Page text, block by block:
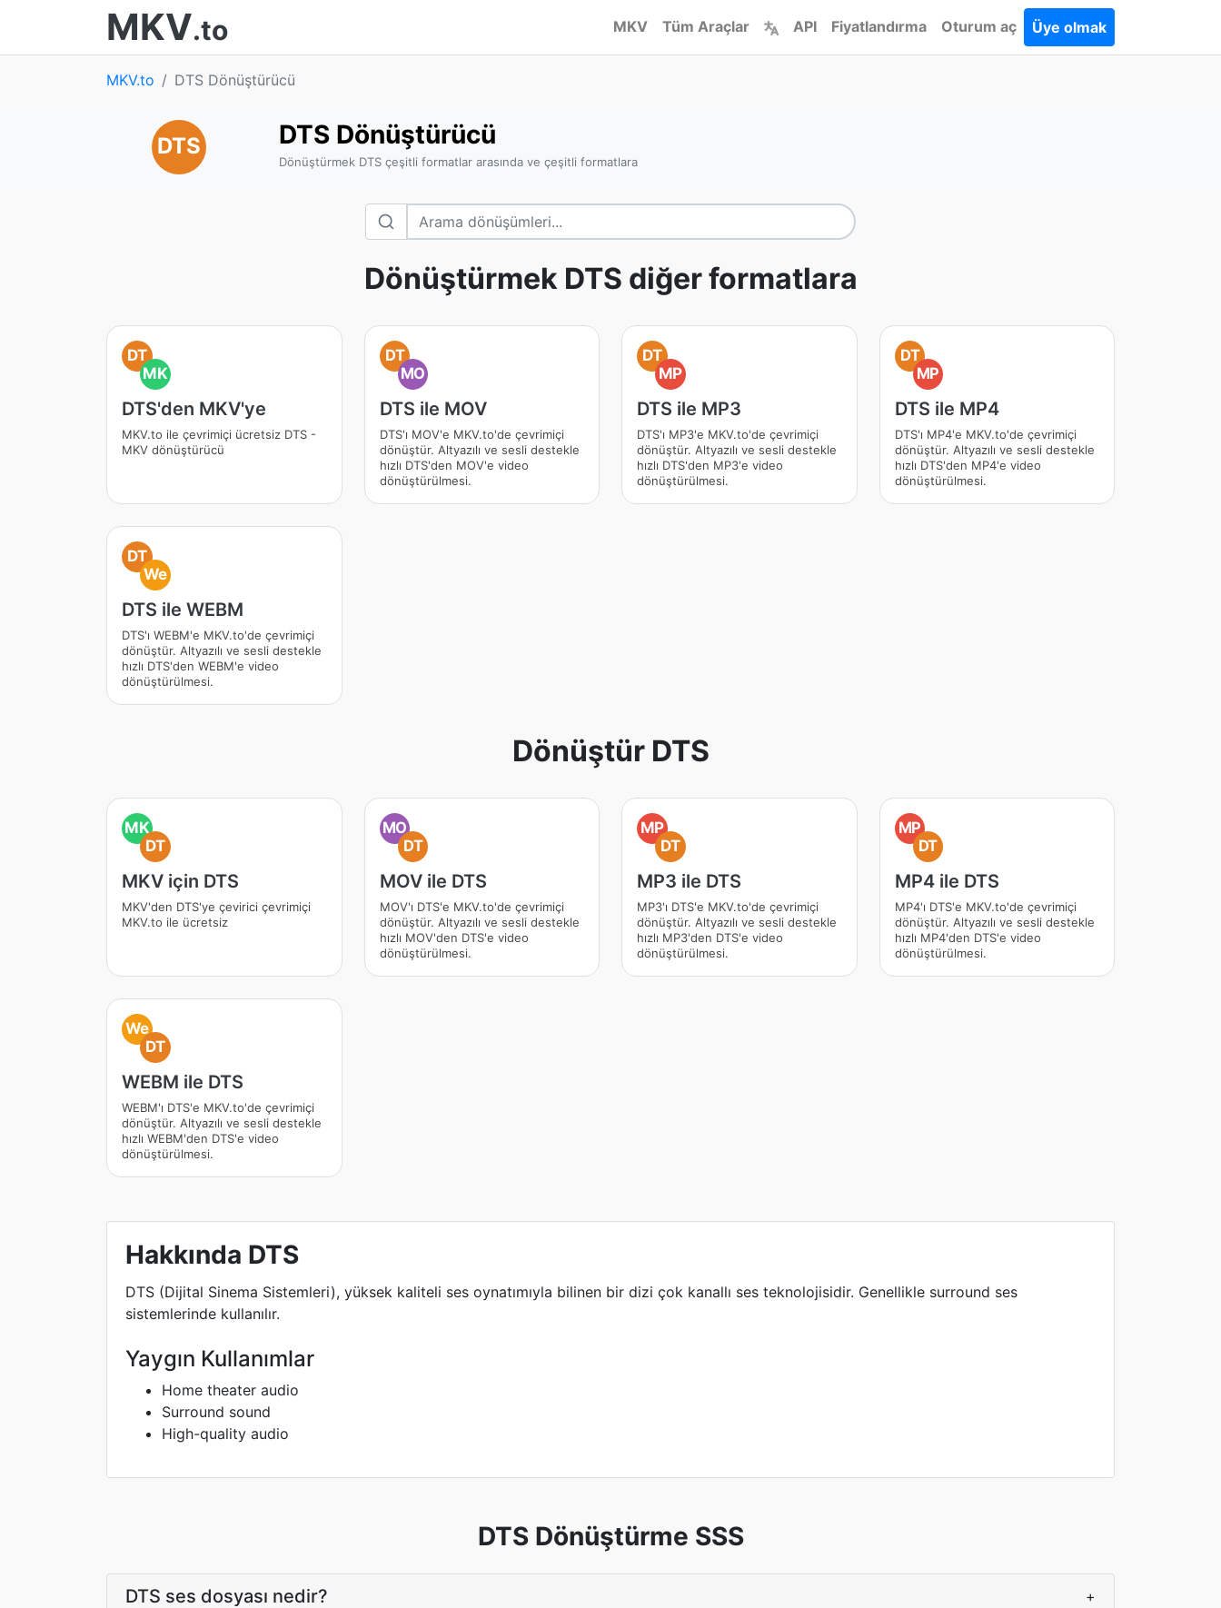
MKV.to MKV Tüm Araçlar API Fiyatlandırma Oturum aç Üye olmak
MKV.to DTS Dönüştürücü
DTS DTS Dönüştürücü
Dönüştürmek DTS çeşitli formatlar arasında ve çeşitli formatlara
Dönüştürmek DTS diğer formatlara
DT
MK
DTS'den MKV'ye
MKV.to ile çevrimiçi ücretsiz DTS -
MKV dönüştürücü
DT
MO
DTS ile MOV
DTS'ı MOV'e MKV.to'de çevrimiçi
dönüştür. Altyazılı ve sesli destekle
hızlı DTS'den MOV'e video
dönüştürülmesi.
DT
MP
DTS ile MP3
DTS'ı MP3'e MKV.to'de çevrimiçi
dönüştür. Altyazılı ve sesli destekle
hızlı DTS'den MP3'e video
dönüştürülmesi.
DT
MP
DTS ile MP4
DTS'ı MP4'e MKV.to'de çevrimiçi
dönüştür. Altyazılı ve sesli destekle
hızlı DTS'den MP4'e video
dönüştürülmesi.
DT
We
DTS ile WEBM
DTS'ı WEBM'e MKV.to'de çevrimiçi
dönüştür. Altyazılı ve sesli destekle
hızlı DTS'den WEBM'e video
dönüştürülmesi.
Dönüştür DTS
MK
DT
MKV için DTS
MKV'den DTS'ye çevirici çevrimiçi
MKV.to ile ücretsiz
MO
DT
MOV ile DTS
MOV'ı DTS'e MKV.to'de çevrimiçi
dönüştür. Altyazılı ve sesli destekle
hızlı MOV'den DTS'e video
dönüştürülmesi.
MP
DT
MP3 ile DTS
MP3'ı DTS'e MKV.to'de çevrimiçi
dönüştür. Altyazılı ve sesli destekle
hızlı MP3'den DTS'e video
dönüştürülmesi.
MP
DT
MP4 ile DTS
MP4'ı DTS'e MKV.to'de çevrimiçi
dönüştür. Altyazılı ve sesli destekle
hızlı MP4'den DTS'e video
dönüştürülmesi.
We
DT
WEBM ile DTS
WEBM'ı DTS'e MKV.to'de çevrimiçi
dönüştür. Altyazılı ve sesli destekle
hızlı WEBM'den DTS'e video
dönüştürülmesi.
Hakkında DTS
DTS (Dijital Sinema Sistemleri), yüksek kaliteli ses oynatımıyla bilinen bir dizi çok kanallı ses teknolojisidir. Genellikle surround ses
sistemlerinde kullanılır.
Yaygın Kullanımlar
Home theater audio
Surround sound
High-quality audio
DTS Dönüştürme SSS
DTS ses dosyası nedir? +